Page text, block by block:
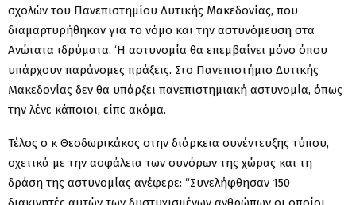
σχολών του Πανεπιστημίου Δυτικής Μακεδονίας, που
διαμαρτυρήθηκαν για το νόμο και την αστυνόμευση στα
Ανώτατα ιδρύματα. ‘Η αστυνομία θα επεμβαίνει μόνο όπου
υπάρχουν παράνομες πράξεις. Στο Πανεπιστήμιο Δυτικής
Μακεδονίας δεν θα υπάρξει πανεπιστημιακή αστυνομία, όπως
την λένε κάποιοι, είπε ακόμα.
Τέλος ο κ Θεοδωρικάκος στην διάρκεια συνέντευξης τύπου,
σχετικά με την ασφάλεια των συνόρων της χώρας και τη
δράση της αστυνομίας ανέφερε: “Συνελήφθησαν 150